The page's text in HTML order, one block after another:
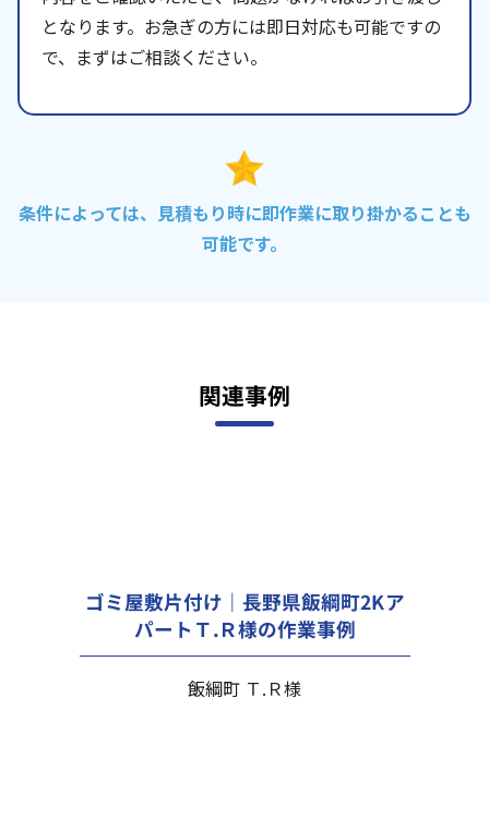
となります。お急ぎの方には即日対応も可能ですの
で、まずはご相談ください。
条件によっては、見積もり時に即作業に取り掛かることも
可能です。
関連事例
ゴミ屋敷片付け｜長野県飯綱町2Kア
パートＴ.Ｒ様の作業事例
飯綱町 Ｔ.Ｒ様